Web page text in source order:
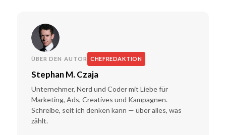
ÜBER DEN AUTOR CHEFREDAKTION
Stephan M. Czaja
Unternehmer, Nerd und Coder mit Liebe für
Marketing, Ads, Creatives und Kampagnen.
Schreibe, seit ich denken kann — über alles, was
zählt.